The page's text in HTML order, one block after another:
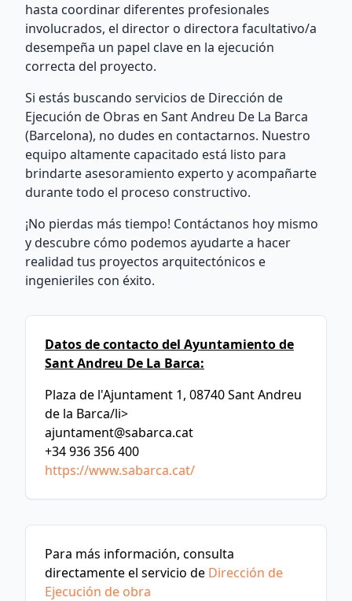
hasta coordinar diferentes profesionales
involucrados, el director o directora facultativo/a
desempeña un papel clave en la ejecución
correcta del proyecto.
Si estás buscando servicios de Dirección de
Ejecución de Obras en Sant Andreu De La Barca
(Barcelona), no dudes en contactarnos. Nuestro
equipo altamente capacitado está listo para
brindarte asesoramiento experto y acompañarte
durante todo el proceso constructivo.
¡No pierdas más tiempo! Contáctanos hoy mismo
y descubre cómo podemos ayudarte a hacer
realidad tus proyectos arquitectónicos e
ingenieriles con éxito.
Datos de contacto del Ayuntamiento de
Sant Andreu De La Barca:
Plaza de l'Ajuntament 1, 08740 Sant Andreu
de la Barca/li>
ajuntament@sabarca.cat
+34 936 356 400
https://www.sabarca.cat/
Para más información, consulta
directamente el servicio de Dirección de
Ejecución de obra